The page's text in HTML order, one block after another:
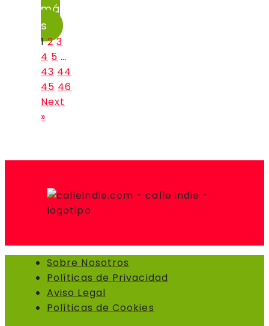
má
s
1 2 3
4 5 …
43 44
45 46
Next
»
Sobre Nosotros
Políticas de Privacidad
Aviso Legal
Políticas de Cookies